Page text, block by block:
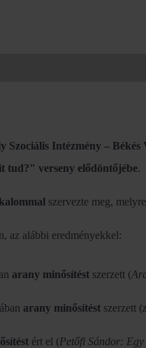
Szociális Intézmény – Békés
tud?" verseny elődöntőjébe.
szervezte meg, melyre
az alábbi eredményekkel:
arany minősítést szerzett (
arany minősítést szerzett (
ért el (Petőfi Sándor: Egy